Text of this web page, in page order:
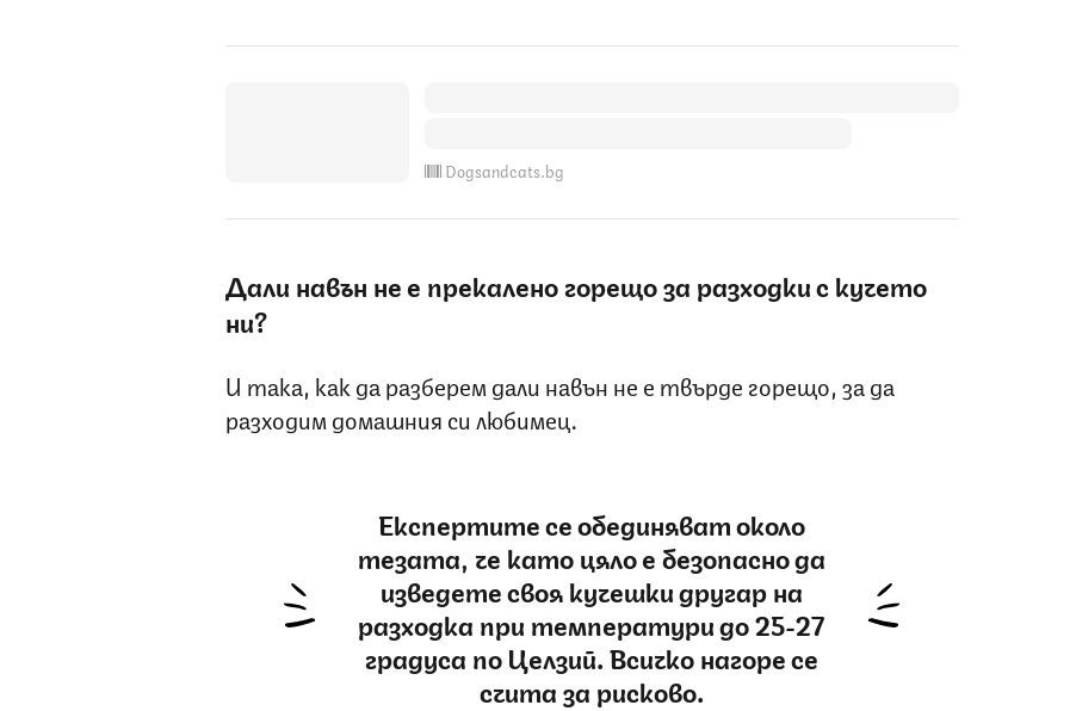
Dogsandcats.bg
Дали навън не е прекалено горещо за разходки с кучето
ни?
И така, как да разберем дали навън не е твърде горещо, за да
разходим домашния си любимец.
Експертите се обединяват около
тезата, че като цяло е безопасно да
изведете своя кучешки другар на
разходка при температури до 25-27
градуса по Целзий. Всичко нагоре се
счита за рисково.